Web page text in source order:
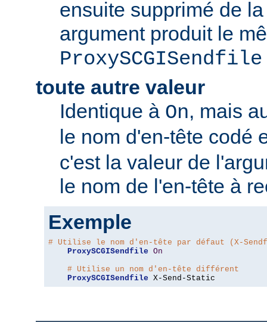
ensuite supprimé de
argument produit le
toute autre valeur
Identique à On, mais
le nom d'en-tête codé
c'est la valeur de
le nom de l'en-tête à
Exemple
# Utilise le nom d'en-tête par défaut (X-
ProxySCGISendfile On
# Utilise un nom d'en-tête différent
ProxySCGISendfile X-Send-Static